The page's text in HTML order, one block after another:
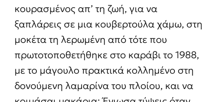
κουρασμένος απ’ τη ζωή, για να
ξαπλάρεις σε μια κουβερτούλα χάμω, στη
μοκέτα τη λερωμένη από τότε που
πρωτοτοποθετήθηκε στο καράβι το 1988,
με το μάγουλο πρακτικά κολλημένο στη
δονούμενη λαμαρίνα του πλοίου, και να